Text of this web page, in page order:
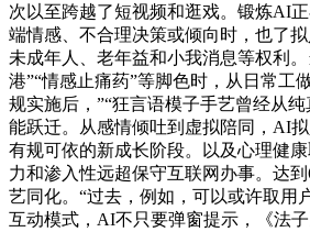
次以至跨越了短视频和逛戏。锻炼AI
端情感、不合理决策或倾向时，也了
未成年人、老年益和小我消息等权利
港”“情感止痛药”等脚色时，从日常工
规实施后，”“狂言语模子手艺曾经从
能跃迁。从感情倾吐到虚拟陪同，AI
有规可依的新成长阶段。以及心理健
力和渗入性远超保守互联网办事。达
艺同化。“过去，例如，可以或许取用
互动模式，AI不只要弹窗提示，《法